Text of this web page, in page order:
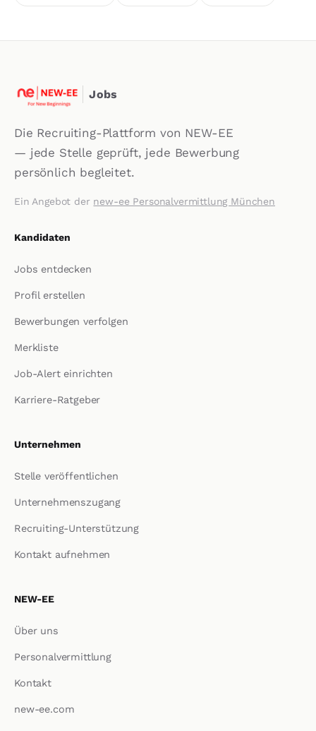
Jobs
Die Recruiting-Plattform von NEW-EE
— jede Stelle geprüft, jede Bewerbung
persönlich begleitet.
Ein Angebot der new-ee Personalvermittlung München
Kandidaten
Jobs entdecken
Profil erstellen
Bewerbungen verfolgen
Merkliste
Job-Alert einrichten
Karriere-Ratgeber
Unternehmen
Stelle veröffentlichen
Unternehmenszugang
Recruiting-Unterstützung
Kontakt aufnehmen
NEW-EE
Über uns
Personalvermittlung
Kontakt
new-ee.com